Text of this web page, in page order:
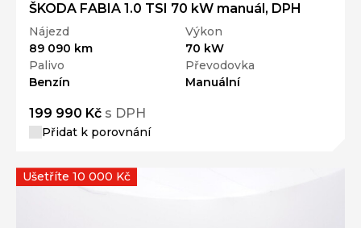
ŠKODA FABIA 1.0 TSI 70 kW manuál, DPH
Nájezd
89 090 km
Výkon
70 kW
Palivo
Benzín
Převodovka
Manuální
199 990 Kč s DPH
Přidat k porovnání
Ušetříte 10 000 Kč